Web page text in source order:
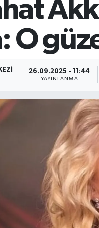
O
26.09.2025 - 11:44
YAYINLANMA